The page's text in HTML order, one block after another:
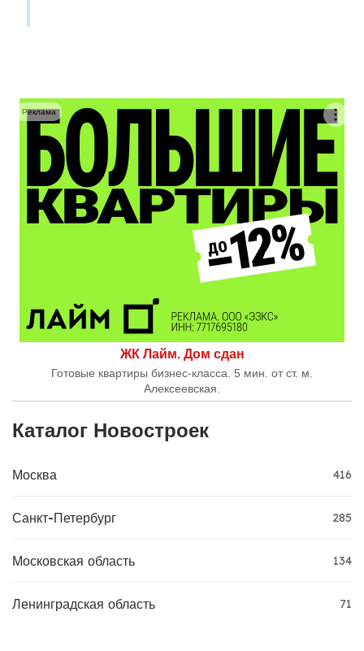
ЖК Лайм. Дом сдан
Готовые квартиры бизнес-класса. 5 мин. от ст. м.
Алексеевская.
Реклама
Каталог Новостроек
Москва 416
Санкт-Петербург 285
Московская область 134
Ленинградская область 71